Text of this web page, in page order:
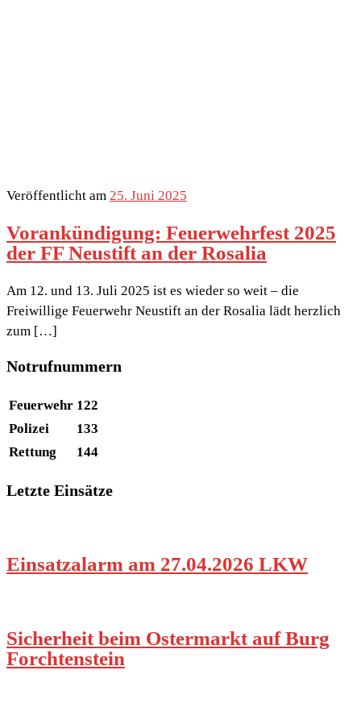
Veröffentlicht am 25. Juni 2025
Vorankündigung: Feuerwehrfest 2025
der FF Neustift an der Rosalia
Am 12. und 13. Juli 2025 ist es wieder so weit – die
Freiwillige Feuerwehr Neustift an der Rosalia lädt herzlich
zum […]
Notrufnummern
Feuerwehr 122
Polizei
133
Rettung
144
Letzte Einsätze
Einsatzalarm am 27.04.2026 LKW
Sicherheit beim Ostermarkt auf Burg
Forchtenstein